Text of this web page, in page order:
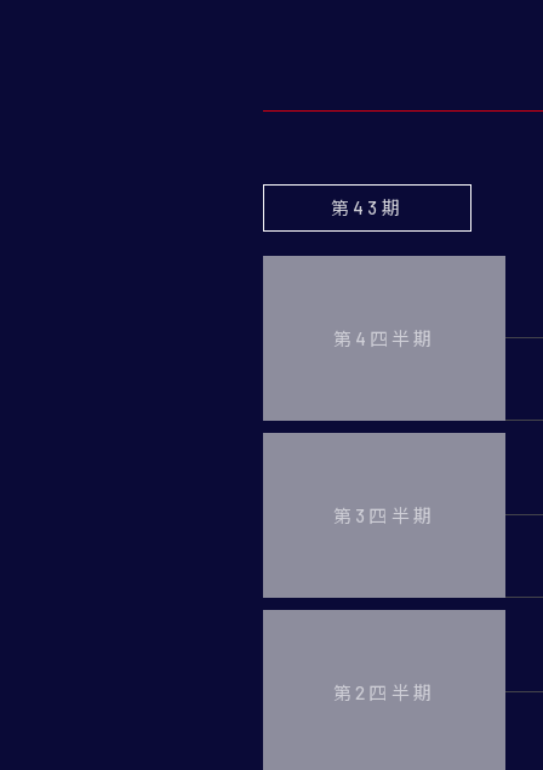
第43期
第4四半期
第3四半期
第2四半期